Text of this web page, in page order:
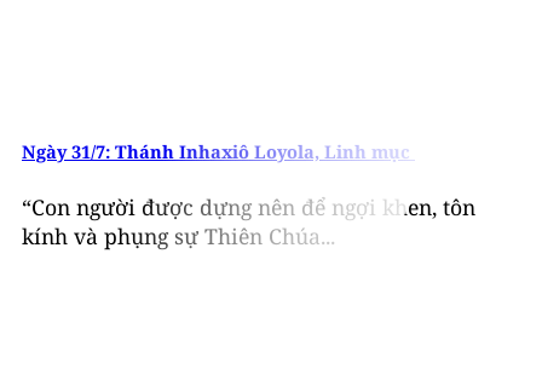
Ngày 31/7: Thánh Inhaxiô Loyola, Linh mục
“Con người được dựng nên để ngợi khen, tôn
kính và phụng sự Thiên Chúa...